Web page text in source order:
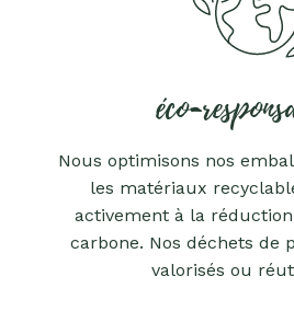
éco-
Nous optimisons nos
les matériaux
activement à la
carbone. Nos déchets de
valorisés ou